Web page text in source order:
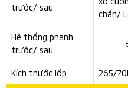
Snow, Mid, Sand và
kiểm soát vào cua chủ
từ mẫu xe hiệu suất cao
điện.